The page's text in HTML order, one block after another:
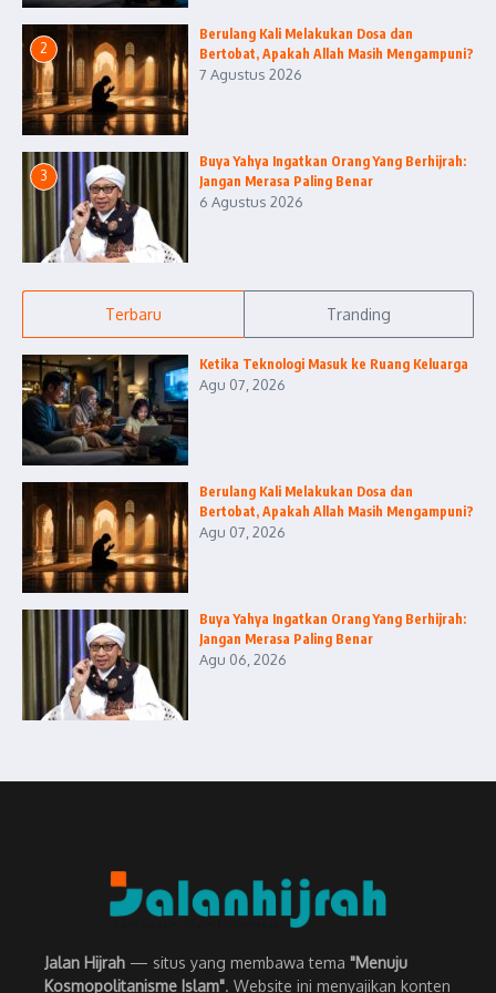
2
Berulang Kali Melakukan Dosa dan
Bertobat, Apakah Allah Masih Mengampuni?
7 Agustus 2026
3
Buya Yahya Ingatkan Orang Yang Berhijrah:
Jangan Merasa Paling Benar
6 Agustus 2026
Terbaru Tranding
Ketika Teknologi Masuk ke Ruang Keluarga
Agu 07, 2026
Berulang Kali Melakukan Dosa dan
Bertobat, Apakah Allah Masih Mengampuni?
Agu 07, 2026
Buya Yahya Ingatkan Orang Yang Berhijrah:
Jangan Merasa Paling Benar
Agu 06, 2026
Jalan Hijrah — situs yang membawa tema "Menuju
Kosmopolitanisme Islam". Website ini menyajikan konten